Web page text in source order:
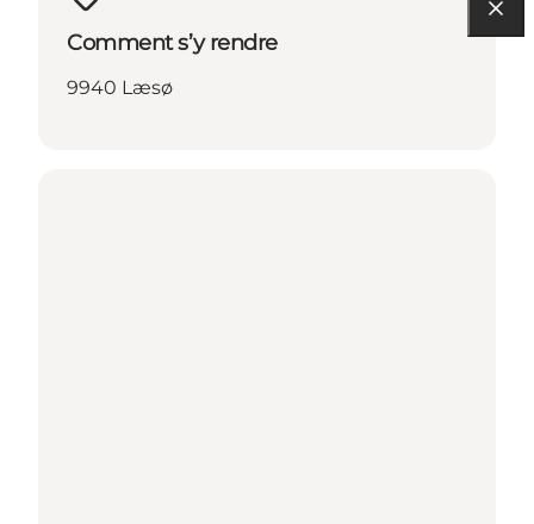
Comment s’y rendre
9940 Læsø